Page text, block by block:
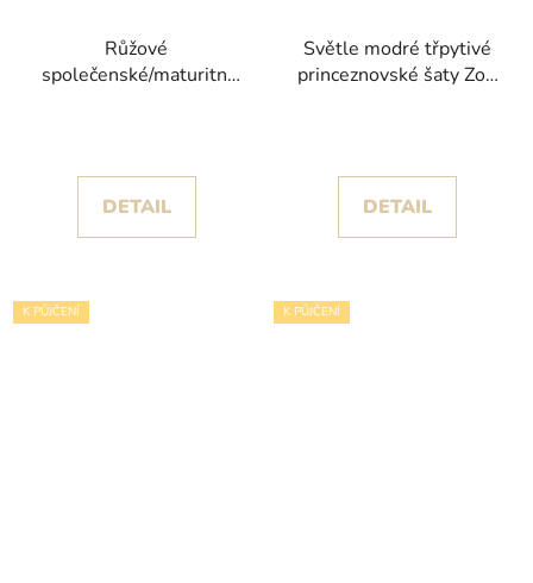
Růžové
společenské/maturitní
DETAIL
Světle modré třpytivé
princeznovské šaty Zoe
DETAIL
K PŮJČENÍ K PŮJČENÍ